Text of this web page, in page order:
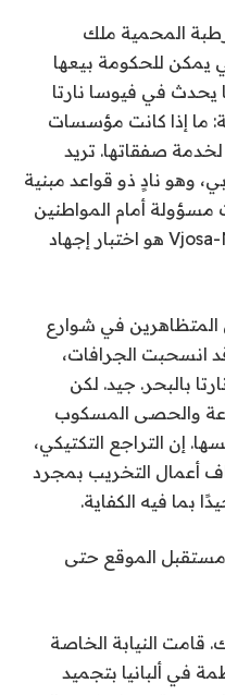
المحمية ملك
يمكن للحكومة بيعها
يحدث في فيوسا نارتا
ما إذا كانت مؤسسات
لخدمة صفقاتها. تريد
وهو نادٍ ذو قواعد مبنية
أمام المواطنين
وأن القانون يعني شيئاً ما. Vjosa-Narta هو اختبار إجهاد
المتظاهرين في شوارع
انسحبت الجرافات،
بالبحر. جيد. لكن
والحصى المسكوب
إن التراجع التكتيكي،
أعمال التخريب بمجرد
بما فيه الكفاية.
الموقع حتى
قامت النيابة الخاصة
في ألبانيا بتجميد